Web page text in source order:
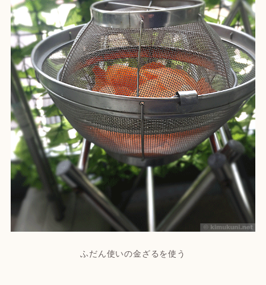
ふだん使いの金ざるを使う